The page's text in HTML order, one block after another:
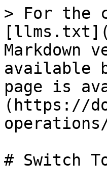
> For the
Markdown
available
page is
(https://
# Switch